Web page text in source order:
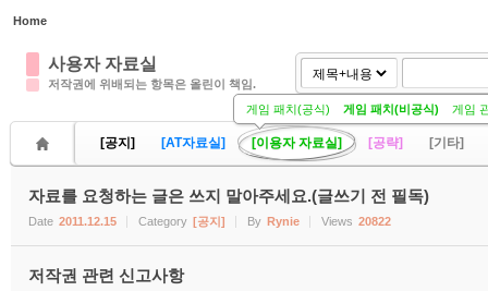
Home
사용자 자료실
저작권에 위배되는 항목은 올린이 책임.
[공지] [AT자료실] [이용자 자료실]
게임 패치(공식) 게임 패치(비공식) 게임
[공략] [기타]
자료를 요청하는 글은 쓰지 말아주세요.(글쓰기 전 필독)
Date 2011.12.15 Category [공지] By Rynie Views 20822
저작권 관련 신고사항
Sketchbook5, 스케치북5
Sketchbook5, 스케치북5
Sketchbook5, 스케치북5
Sketchbook5, 스케치북5